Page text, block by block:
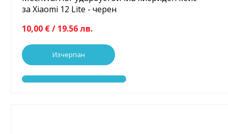
за Xiaomi 12 Lite - черен
10,00 € / 19.56 лв.
Изчерпан